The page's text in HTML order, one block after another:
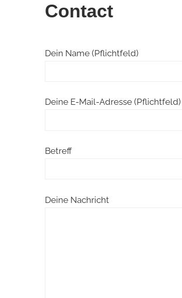
Contact
Dein Name (Pflichtfeld)
Deine E-Mail-Adresse (Pflichtfeld)
Betreff
Deine Nachricht